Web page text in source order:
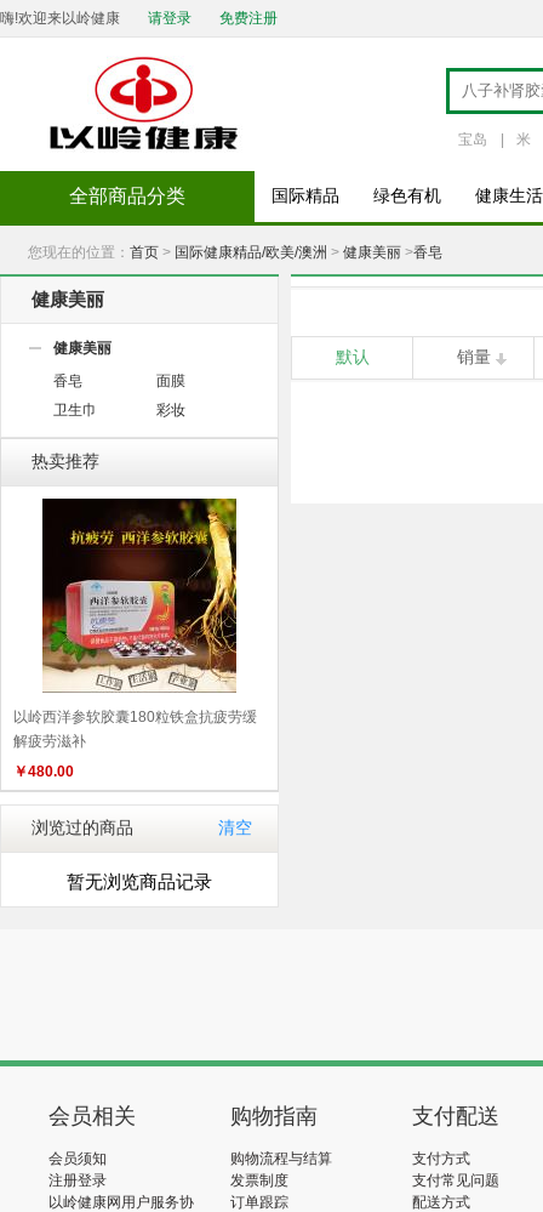
嗨!欢迎来以岭健康 请登录 免费注册
宝岛 米
全部商品分类 国际精品 绿色有机 健康生活
您现在的位置： 首页 > 国际健康精品/欧美/澳洲 > 健康美丽 >香皂
健康美丽
健康美丽
香皂
面膜
卫生巾
彩妆
热卖推荐
以岭西洋参软胶囊180粒铁盒抗疲劳缓
解疲劳滋补
￥480.00
浏览过的商品 清空
暂无浏览商品记录
默认 销量
会员相关
会员须知
注册登录
以岭健康网用户服务协
购物指南
购物流程与结算
发票制度
订单跟踪
支付配送
支付方式
支付常见问题
配送方式